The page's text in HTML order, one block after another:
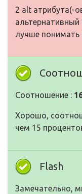
2 alt атрибута(-
лучше понимать
Соотношение :
Хорошо,
чем 15
Flash
Замечательно,